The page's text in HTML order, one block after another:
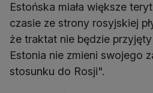
Estońska miała większe
czasie ze strony rosyjskiej
że traktat nie będzie
Estonia nie zmieni swojego
stosunku do Rosji".